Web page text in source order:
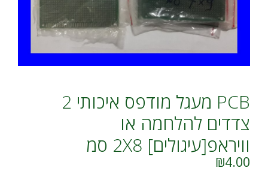
PCB מעגל מודפס איכותי 2
צדדים להלחמה או
וויראפ[עיגולים] 2X8 סמ
₪4.00